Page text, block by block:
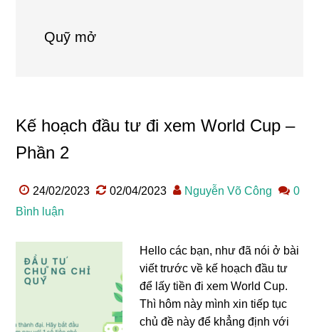
Quỹ mở
Kế hoạch đầu tư đi xem World Cup –
Phần 2
24/02/2023 02/04/2023 Nguyễn Võ Công
0
Bình luận
Hello các bạn, như đã nói ở bài
viết trước về kế hoạch đầu tư
để lấy tiền đi xem World Cup.
Thì hôm này mình xin tiếp tục
chủ đề này để khẳng định với